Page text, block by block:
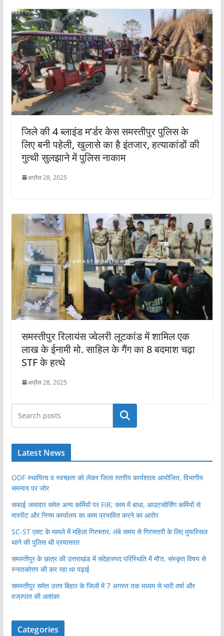
जिले की 4 ब्लाइंड म’र्डर केस समस्तीपुर पुलिस के
लिए बनी पहेली, खुलासे का है इंतजार, हत्याकांडों की
गुत्थी सुलझाने में पुलिस नाकाम
अप्रैल 28, 2025
समस्तीपुर रिलायंस ज्वेलरी लूटकांड में शामिल एक
लाख के ईनामी मो. साहिल के गैंग का 8 बदमाश चढ़ा
STF के हत्थे
अप्रैल 28, 2025
खोजें
Latest News
ODF स्थायित्व व स्वच्छता को लेकर जिला स्तरीय कार्यशाला आयोजित, विभागीय
समन्वय पर जोर
सफाई जमादार समेत अन्य कर्मियों पर FIR; काम में बाधा, आउटसोर्सिंग कर्मियों से
मारपीट और निगम कार्यालय का काम प्रभावित करने का आरोप
SC-ST एक्ट के मामले में महिला गिरफ्तार, लंबे समय से गिरफ्तारी के लिए मुफस्सिल
थाने की पुलिस थी प्रयासरत
समस्तीपुर के छात्र की उत्तराखंड में संदेहास्पद परिस्थिति में मौ’त, संस्कृत विषय से
स्नातकोत्तर की कर रहा था पढ़ाई
समस्तीपुर समेत उत्तर बिहार के जिलों में 7 अगस्त तक मध्यम से भारी वर्षा और
वज्रपात की आशंका
Categories